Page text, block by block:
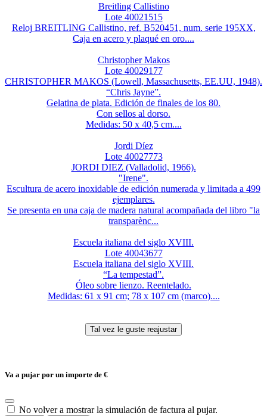
Breitling Callistino
Lote 40021515
Reloj BREITLING Callistino, ref. B520451, num. serie 195XX,
Caja en acero y plaqué en oro....
Christopher Makos
Lote 40029177
CHRISTOPHER MAKOS (Lowell, Massachusetts, EE.UU, 1948).
“Chris Jayne”.
Gelatina de plata. Edición de finales de los 80.
Con sellos al dorso.
Medidas: 50 x 40,5 cm....
Jordi Díez
Lote 40027773
JORDI DIEZ (Valladolid, 1966).
"Irene".
Escultura de acero inoxidable de edición numerada y limitada a 499
ejemplares.
Se presenta en una caja de madera natural acompañada del libro "la
transparènc...
Escuela italiana del siglo XVIII.
Lote 40043677
Escuela italiana del siglo XVIII.
“La tempestad”.
Óleo sobre lienzo. Reentelado.
Medidas: 61 x 91 cm; 78 x 107 cm (marco)....
Va a pujar por un importe de €
No volver a mostrar la simulación de factura al pujar.